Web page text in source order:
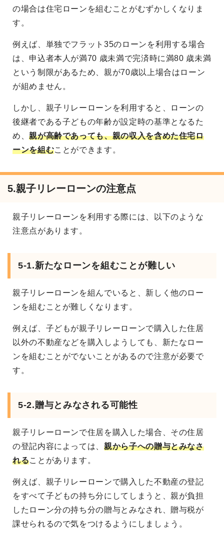
の場合は住宅ローンを組むことがむずかしくなりま
す。
例えば、単独でフラット35のローンを利用する場合
は、申込者本人が満70 歳未満で完済時に満80 歳未満
という制限があるため、親が70歳以上場合はローン
が組めません。
しかし、親子リレーローンを利用すると、ローンの
後継者である子どもの年齢が設定時の基準となるた
め、親が高齢であっても、親の収入を含めた住宅ロ
ーンを組むことができます。
5.親子リレーローンの注意点
親子リレーローンを利用する際には、以下のような
注意点があります。
5-1.新たなローンを組むことが難しい
親子リレーローンを組んでいると、新しく他のロー
ンを組むことが難しくなります。
例えば、子どもが親子リレーローンで購入した住居
以外の不動産などを購入しようしても、新たなロー
ンを組むことがでないことがあるので注意が必要で
す。
5-2.贈与とみなされる可能性
親子リレーローンで住居を購入した場合、その住居
の登記内容によっては、親から子への贈与とみなさ
れることがあります。
例えば、親子リレーローンで購入した不動産の登記
をすべて子どもの持ち分にしてしまうと、親が負担
したローン分の持ち分の贈与とみなされ、贈与税が
課せられるので気をつけるようにしましょう。